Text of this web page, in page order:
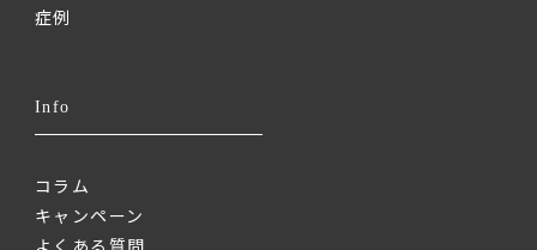
症例
Info
コラム
キャンペーン
よくある質問